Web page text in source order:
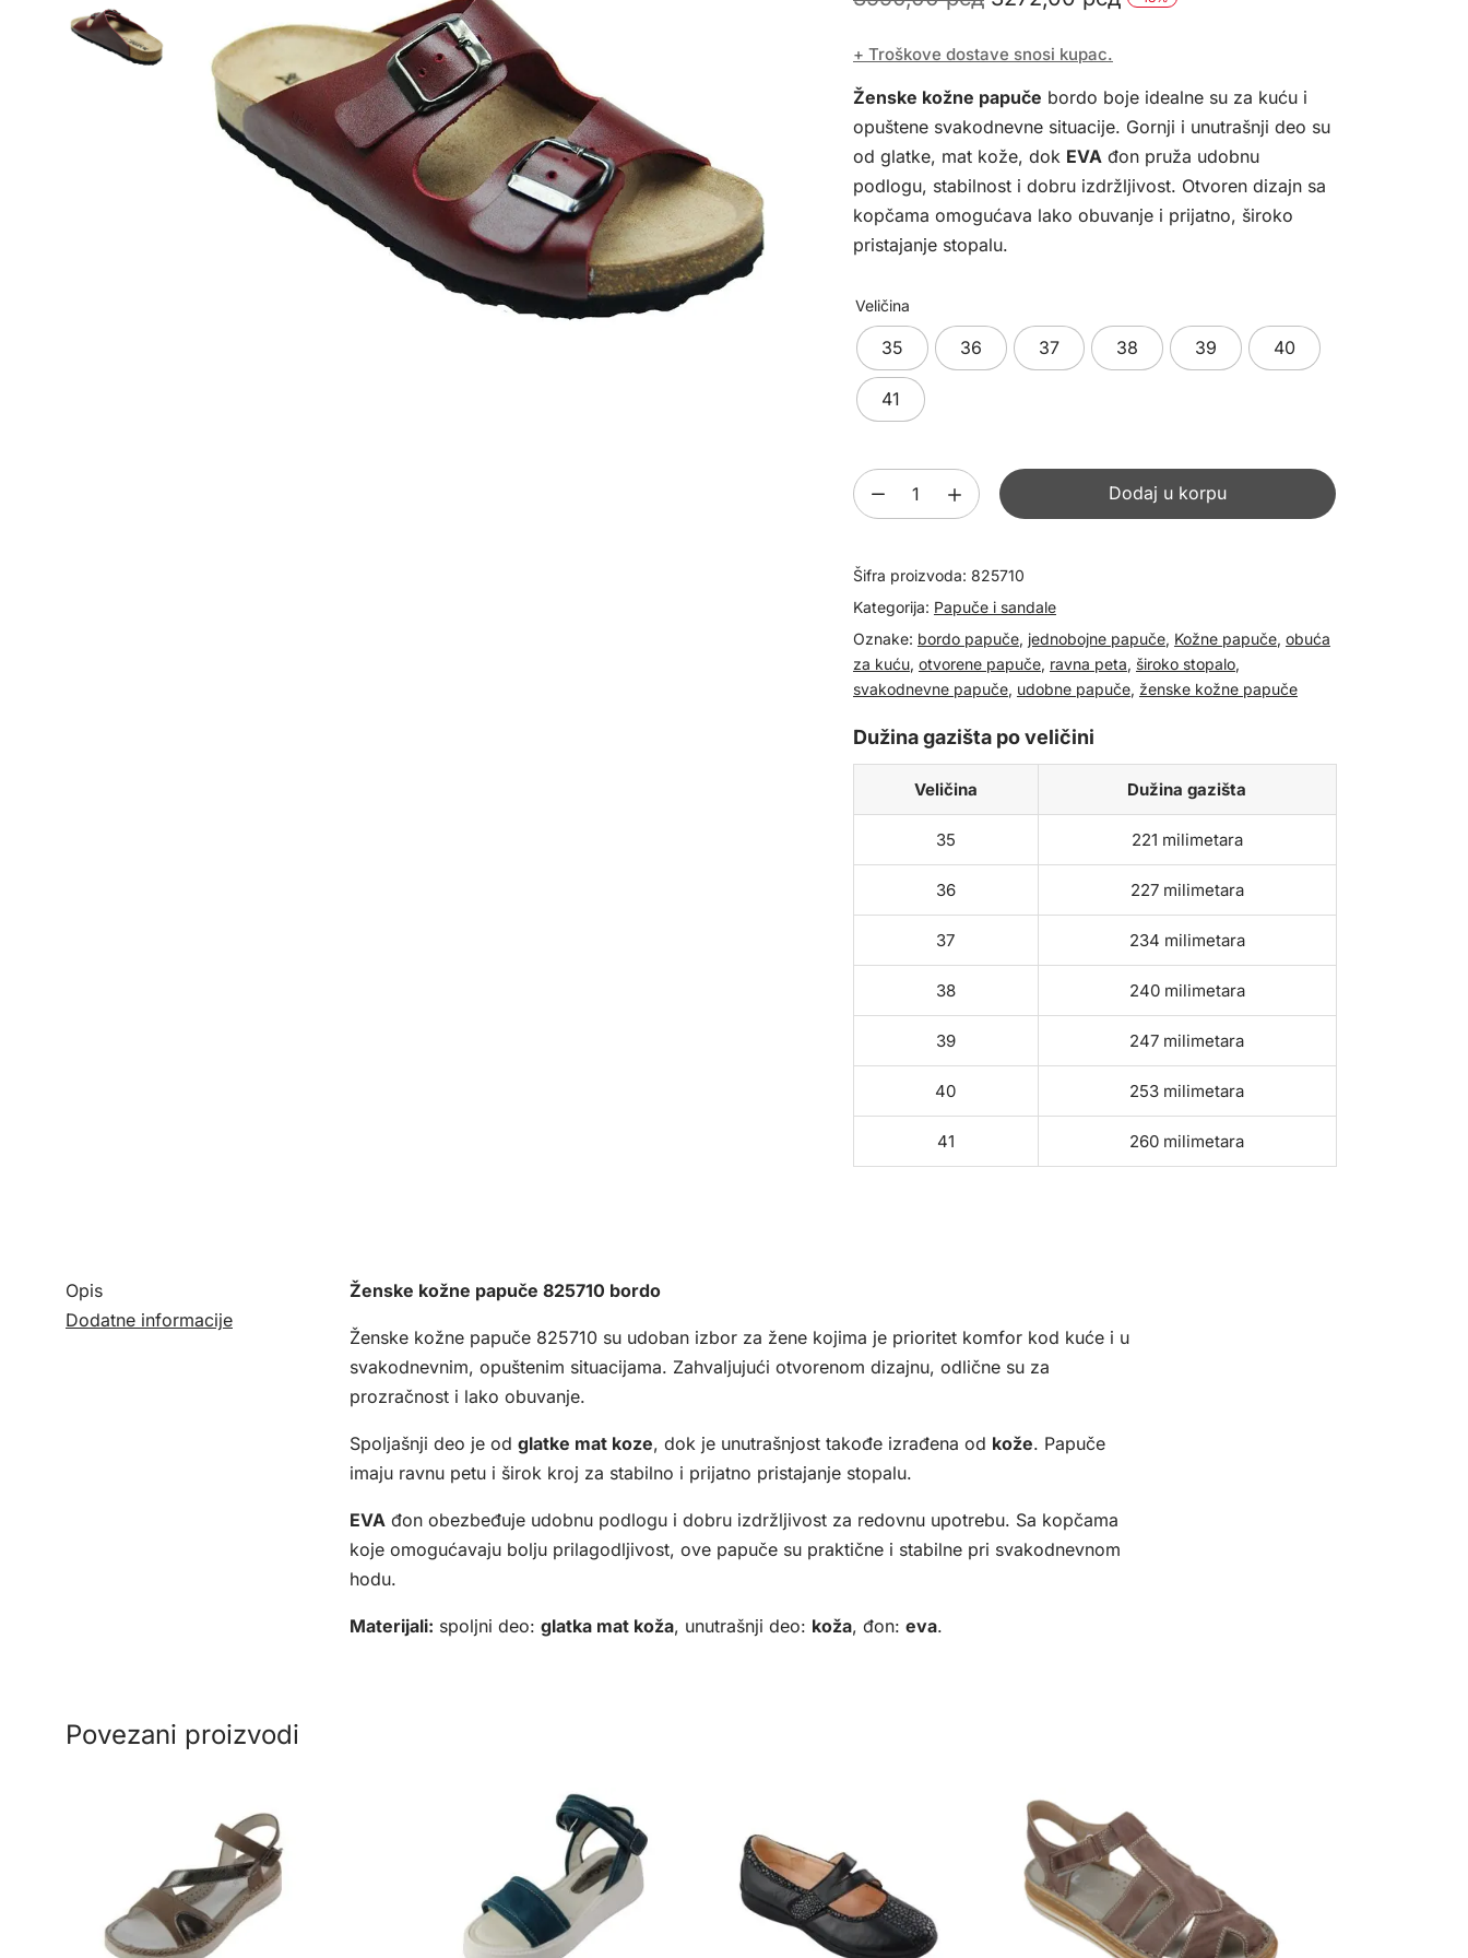
je
bila:
3990,00 рсд.
3272,00 рсд.
+ Troškove dostave snosi kupac.
Ženske kožne papuče bordo boje idealne su za kuću i
opuštene svakodnevne situacije. Gornji i unutrašnji deo su
od glatke, mat kože, dok EVAđon pruža udobnu
podlogu, stabilnost i dobru izdržljivost. Otvoren dizajn sa
kopčama omogućava lako obuvanje i prijatno, široko
pristajanje stopalu.
Veličina
35 36 37 38 39 40
41
Ženske
kožne
825710
količina
Dodaj u korpu
Šifra proizvoda: 825710
Kategorija: Papuče i sandale
Oznake: bordo papuče, jednobojne papuče, Kožne papuče, obuća
za kuću, otvorene papuče, ravna peta, široko stopalo,
svakodnevne papuče, udobne papuče, ženske kožne papuče
Dužina gazišta po veličini
Veličina Dužina gazišta
35 221 milimetara
36 227 milimetara
37 234 milimetara
38 240 milimetara
39 247 milimetara
40 253 milimetara
41 260 milimetara
Opis
Dodatne informacije
Ženske kožne papuče 825710 bordo
Ženske kožne papuče 825710 su udoban izbor za žene kojima je prioritet komfor kod kuće i u
svakodnevnim, opuštenim situacijama. Zahvaljujući otvorenom dizajnu, odlične su za
prozračnost i lako obuvanje.
Spoljašnji deo je od glatke mat koze, dok je unutrašnjost takođe izrađena od kože. Papuče
imaju ravnu petu i širok kroj za stabilno i prijatno pristajanje stopalu.
EVA đon obezbeđuje udobnu podlogu i dobru izdržljivost za redovnu upotrebu. Sa kopčama
koje omogućavaju bolju prilagodljivost, ove papuče su praktične i stabilne pri svakodnevnom
hodu.
Materijali: spoljni deo: glatka mat koža, unutrašnji deo: koža, đon: eva.
Povezani proizvodi